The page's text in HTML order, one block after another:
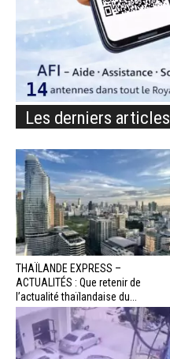
Les derniers articles
THAÏLANDE EXPRESS –
ACTUALITÉS : Que retenir de
l’actualité thaïlandaise du...